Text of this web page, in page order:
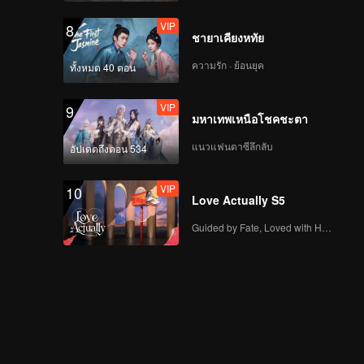
VIP
ราชาแห่งหุบเขา EP10:
ความสนุกก่อนสิ้นสุด!
เชื่อของหลินโม่และโจว
เจิ้นหนาน
8
ทั้งหมด 40 ตอน
VIP
ชายาเคียงหทัย
ความรัก · ย้อนยุค
9
อัปเดตถึงตอน 534
VIP
มหาเทพเหนือโชคชะตา
แนวแฟนตาซีลึกลับ
10 VIP
Love Actually S5